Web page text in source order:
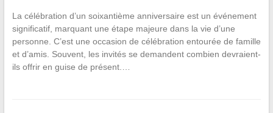
La célébration d’un soixantième anniversaire est un événement
significatif, marquant une étape majeure dans la vie d’une
personne. C’est une occasion de célébration entourée de famille
et d’amis. Souvent, les invités se demandent combien devraient-
ils offrir en guise de présent.…